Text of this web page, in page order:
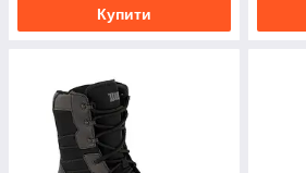
Купити